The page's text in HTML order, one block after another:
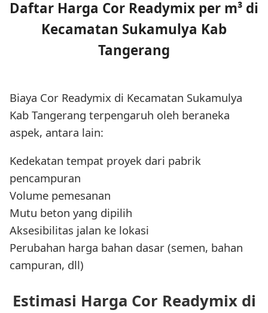
Daftar Harga Cor Readymix per m³ di
Kecamatan Sukamulya Kab
Tangerang
Biaya Cor Readymix di Kecamatan Sukamulya
Kab Tangerang terpengaruh oleh beraneka
aspek, antara lain:
Kedekatan tempat proyek dari pabrik
pencampuran
Volume pemesanan
Mutu beton yang dipilih
Aksesibilitas jalan ke lokasi
Perubahan harga bahan dasar (semen, bahan
campuran, dll)
Estimasi Harga Cor Readymix di